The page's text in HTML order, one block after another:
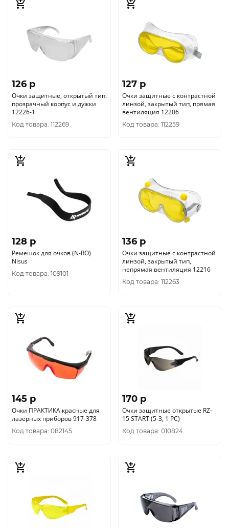
126 p
Очки защитные, открытый тип.
прозрачный корпус и дужки
12226-1
Код товара: 112269
127 p
Очки защитные с контрастной
линзой, закрытый тип, прямая
вентиляция 12206
Код товара: 112259
128 p
Ремешок для очков (N-RO)
Nisus
Код товара: 109101
136 p
Очки защитные с контрастной
линзой, закрытый тип,
непрямая вентиляция 12216
Код товара: 112263
145 p
Очки ПРАКТИКА красные для
лазерных приборов 917-378
Код товара: 082145
170 p
Очки защитные открытые RZ-
15 START (5-3, 1 РС)
Код товара: 010824